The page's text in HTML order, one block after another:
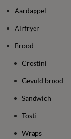
Aardappel
Airfryer
Brood
Crostini
Gevuld brood
Sandwich
Tosti
Wraps